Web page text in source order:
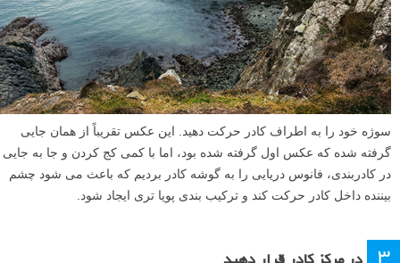
سوژه خود را به اطراف کادر حرکت دهید. این عکس تقریباً از همان جایی
گرفته شده که عکس اول گرفته شده بود، اما با کمی کج کردن و جا به جایی
در کادربندی، فانوس دریایی را به گوشه کادر بردیم که باعث می شود چشم
بیننده داخل کادر حرکت کند و ترکیب بندی پویا تری ایجاد شود.
۳